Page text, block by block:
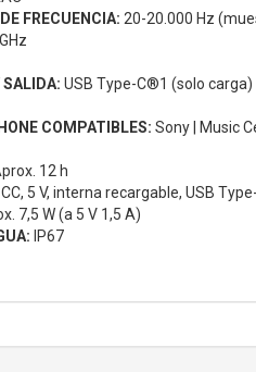
FRECUENCIA: 20-20.000 Hz
SALIDA: USB Type-C®1 (solo carga)
COMPATIBLES: Sony | Music
12 h
CC, 5 V, interna recargable, USB
7,5 W (a 5 V 1,5 A)
IP67